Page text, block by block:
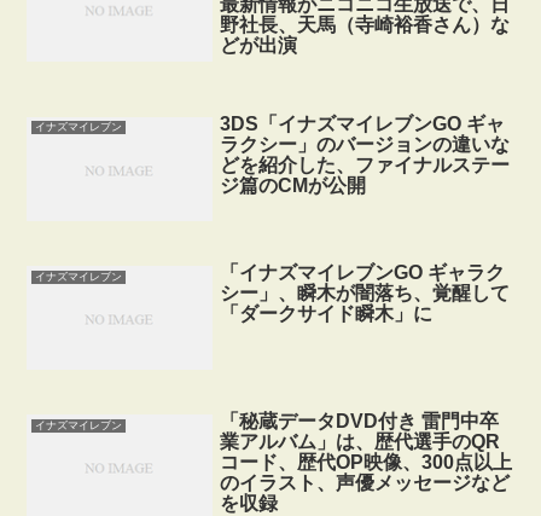
最新情報がニコニコ生放送で、日
野社長、天馬（寺崎裕香さん）な
どが出演
イナズマイレブン
3DS「イナズマイレブンGO ギャ
ラクシー」のバージョンの違いな
どを紹介した、ファイナルステー
ジ篇のCMが公開
イナズマイレブン
「イナズマイレブンGO ギャラク
シー」、瞬木が闇落ち、覚醒して
「ダークサイド瞬木」に
イナズマイレブン
「秘蔵データDVD付き 雷門中卒
業アルバム」は、歴代選手のQR
コード、歴代OP映像、300点以上
のイラスト、声優メッセージなど
を収録